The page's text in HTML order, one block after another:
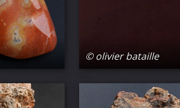
© olivier bataille